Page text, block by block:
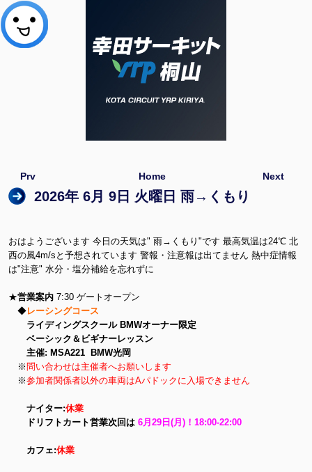
Next
Prv Home
2026年 6月 9日 火曜日 雨→くもり
おはようございます 今日の天気は" 雨→くもり"です 最高気温は24℃ 北
西の風4m/sと予想されています 警報・注意報は出てません 熱中症情報
は"注意" 水分・塩分補給を忘れずに
★営業案内 7:30 ゲートオープン
◆レーシングコース
ライディングスクール BMWオーナー限定
ベーシック＆ビギナーレッスン
主催: MSA221 BMW光岡
※ 問い合わせは主催者へお願いします
※参加者関係者以外の車両はAパドックに入場できません
ナイター:休業
ドリフトカート営業次回は 6月29日(月)！18:00-22:00
カフェ:休業